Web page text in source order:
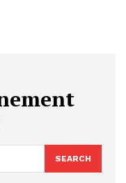
SEARCH